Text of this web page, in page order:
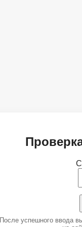
После успешного ввода